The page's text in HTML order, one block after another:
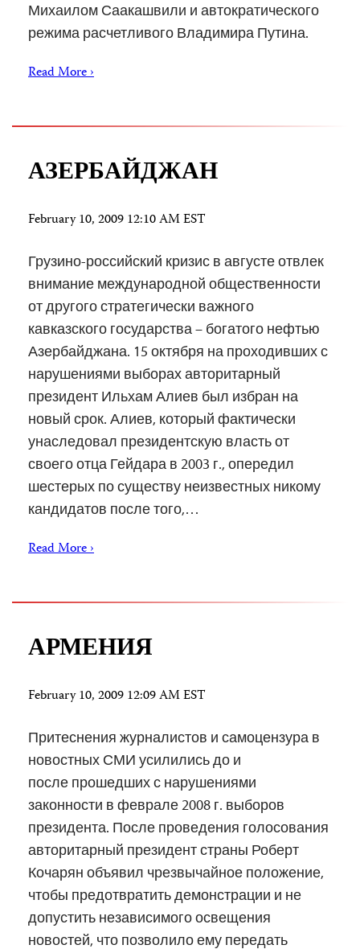
Михаилом Саакашвили и автократического
режима расчетливого Владимира Путина.
Read More ›
АЗЕРБАЙДЖАН
February 10, 2009 12:10 AM EST
Грузино-российский кризис в августе отвлек
внимание международной общественности
от другого стратегически важного
кавказского государства – богатого нефтью
Азербайджана. 15 октября на проходивших с
нарушениями выборах авторитарный
президент Ильхам Алиев был избран на
новый срок. Алиев, который фактически
унаследовал президентскую власть от
своего отца Гейдара в 2003 г., опередил
шестерых по существу неизвестных никому
кандидатов после того,…
Read More ›
АРМЕНИЯ
February 10, 2009 12:09 AM EST
Притеснения журналистов и самоцензура в
новостных СМИ усилились до и
после прошедших с нарушениями
законности в феврале 2008 г. выборов
президента. После проведения голосования
авторитарный президент страны Роберт
Кочарян объявил чрезвычайное положение,
чтобы предотвратить демонстрации и не
допустить независимого освещения
новостей, что позволило ему передать